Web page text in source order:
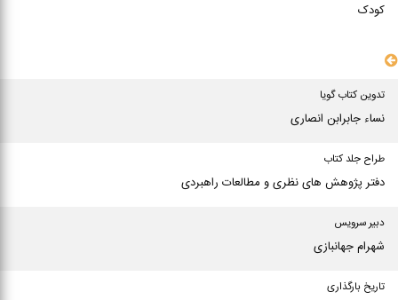
کودک
تدوین کتاب گویا
نساء جابرابن انصاری
طراح جلد کتاب
دفتر پژوهش های نظری و مطالعات راهبردی
دبیر سرویس
شهرام جهانبازی
تاریخ بارگذاری